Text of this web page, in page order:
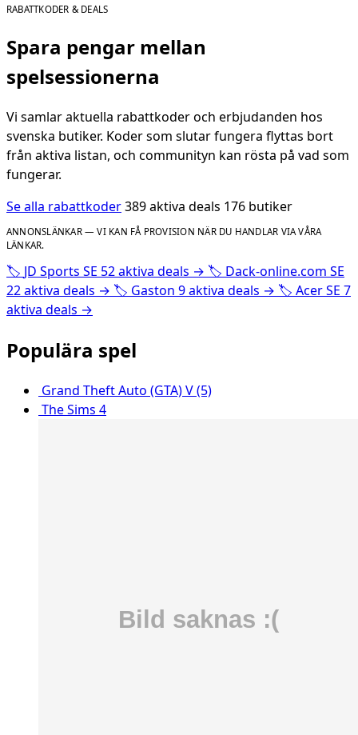
RABATTKODER & DEALS
Spara pengar mellan
spelsessionerna
Vi samlar aktuella rabattkoder och erbjudanden hos
svenska butiker. Koder som slutar fungera flyttas bort
från aktiva listan, och communityn kan rösta på vad som
fungerar.
Se alla rabattkoder389 aktiva deals 176 butiker
ANNONSLÄNKAR — VI KAN FÅ PROVISION NÄR DU HANDLAR VIA VÅRA
LÄNKAR.
🏷️ JD Sports SE 52 aktiva deals → 🏷️ Dack-online.com SE
22 aktiva deals → 🏷️ Gaston 9 aktiva deals → 🏷️ Acer SE 7
aktiva deals →
Populära spel
Grand Theft Auto (GTA) V (5)
The Sims 4